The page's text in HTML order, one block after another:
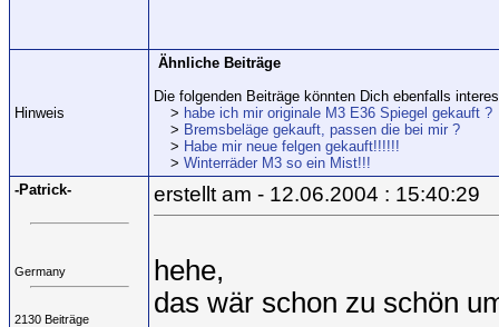
Hinweis
Ähnliche Beiträge
Die folgenden Beiträge könnten Dich ebenfalls
> habe ich mir originale M3 E36 Spiegel gekauft ?
> Bremsbeläge gekauft, passen die bei mir ?
> Habe mir neue felgen gekauft!!!!!!
> Winterräder M3 so ein Mist!!!
-Patrick-
Germany
2130 Beiträge
erstellt am - 12.06.2004 : 15:40:29
hehe,
das wär schon zu schön